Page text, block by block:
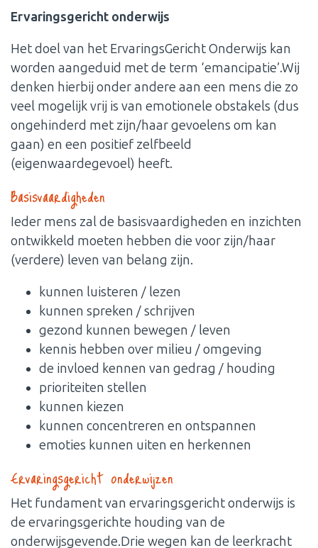
Ervaringsgericht onderwijs
Het doel van het ErvaringsGericht Onderwijs kan
worden aangeduid met de term ‘emancipatie’.Wij
denken hierbij onder andere aan een mens die zo
veel mogelijk vrij is van emotionele obstakels (dus
ongehinderd met zijn/haar gevoelens om kan
gaan) en een positief zelfbeeld
(eigenwaardegevoel) heeft.
Basisvaardigheden
Ieder mens zal de basisvaardigheden en inzichten
ontwikkeld moeten hebben die voor zijn/haar
(verdere) leven van belang zijn.
kunnen luisteren / lezen
kunnen spreken / schrijven
gezond kunnen bewegen / leven
kennis hebben over milieu / omgeving
de invloed kennen van gedrag / houding
prioriteiten stellen
kunnen kiezen
kunnen concentreren en ontspannen
emoties kunnen uiten en herkennen
Ervaringsgericht onderwijzen
Het fundament van ervaringsgericht onderwijs is
de ervaringsgerichte houding van de
onderwijsgevende.Drie wegen kan de leerkracht